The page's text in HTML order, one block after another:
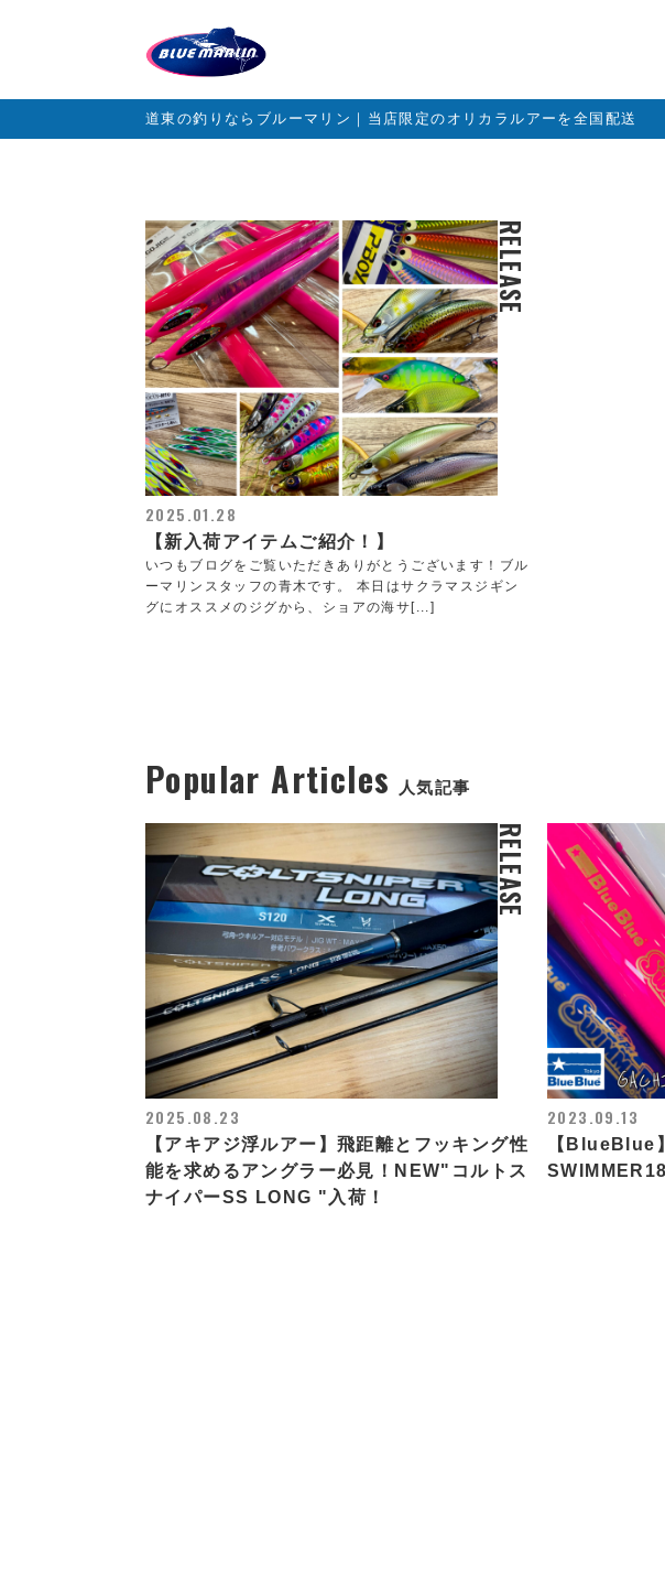
道東の釣りならブルーマリン｜当店限定のオリカラルアーを全国配送
RELEASE
2025.01.28
【新入荷アイテムご紹介！】
いつもブログをご覧いただきありがとうございます！ブル
ーマリンスタッフの青木です。 本日はサクラマスジギン
グにオススメのジグから、ショアの海サ[...]
Popular Articles 人気記事
RELEASE
2025.08.23
【アキアジ浮ルアー】飛距離とフッキング性
能を求めるアングラー必見！NEW"コルトス
ナイパーSS LONG "入荷！
2023.09.13
【BlueBlue